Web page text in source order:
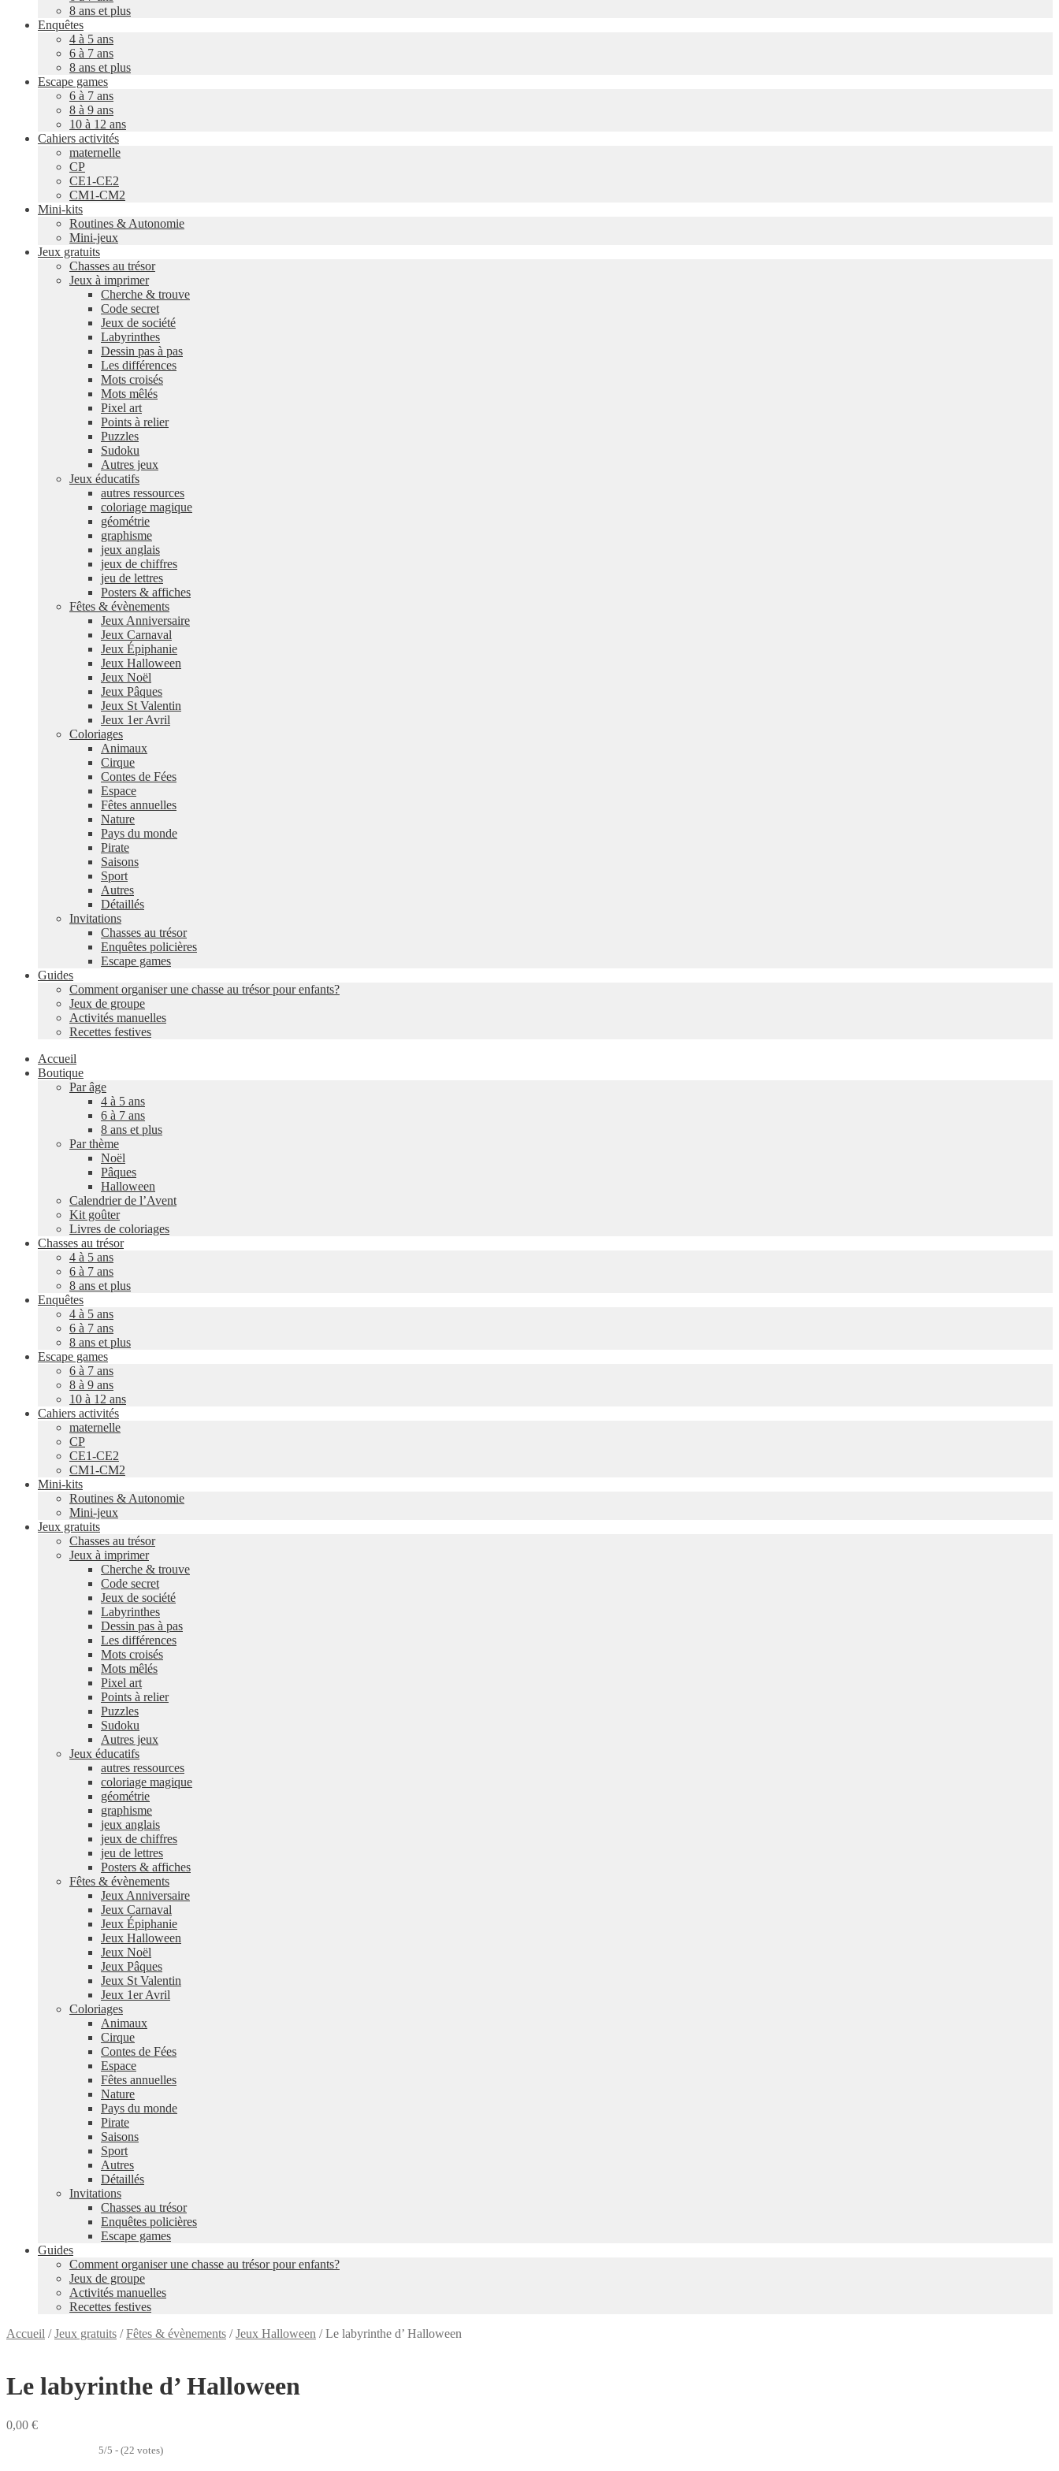
8 ans et plus
Enquêtes
4 à 5 ans
6 à 7 ans
8 ans et plus
Escape games
6 à 7 ans
8 à 9 ans
10 à 12 ans
Cahiers activités
maternelle
CP
CE1-CE2
CM1-CM2
Mini-kits
Routines & Autonomie
Mini-jeux
Jeux gratuits
Chasses au trésor
Jeux à imprimer
Cherche & trouve
Code secret
Jeux de société
Labyrinthes
Dessin pas à pas
Les différences
Mots croisés
Mots mêlés
Pixel art
Points à relier
Puzzles
Sudoku
Autres jeux
Jeux éducatifs
autres ressources
coloriage magique
géométrie
graphisme
jeux anglais
jeux de chiffres
jeu de lettres
Posters & affiches
Fêtes & évènements
Jeux Anniversaire
Jeux Carnaval
Jeux Épiphanie
Jeux Halloween
Jeux Noël
Jeux Pâques
Jeux St Valentin
Jeux 1er Avril
Coloriages
Animaux
Cirque
Contes de Fées
Espace
Fêtes annuelles
Nature
Pays du monde
Pirate
Saisons
Sport
Autres
Détaillés
Invitations
Chasses au trésor
Enquêtes policières
Escape games
Guides
Comment organiser une chasse au trésor pour enfants?
Jeux de groupe
Activités manuelles
Recettes festives
Accueil
Boutique
Par âge
4 à 5 ans
6 à 7 ans
8 ans et plus
Par thème
Noël
Pâques
Halloween
Calendrier de l’Avent
Kit goûter
Livres de coloriages
Chasses au trésor
4 à 5 ans
6 à 7 ans
8 ans et plus
Enquêtes
4 à 5 ans
6 à 7 ans
8 ans et plus
Escape games
6 à 7 ans
8 à 9 ans
10 à 12 ans
Cahiers activités
maternelle
CP
CE1-CE2
CM1-CM2
Mini-kits
Routines & Autonomie
Mini-jeux
Jeux gratuits
Chasses au trésor
Jeux à imprimer
Cherche & trouve
Code secret
Jeux de société
Labyrinthes
Dessin pas à pas
Les différences
Mots croisés
Mots mêlés
Pixel art
Points à relier
Puzzles
Sudoku
Autres jeux
Jeux éducatifs
autres ressources
coloriage magique
géométrie
graphisme
jeux anglais
jeux de chiffres
jeu de lettres
Posters & affiches
Fêtes & évènements
Jeux Anniversaire
Jeux Carnaval
Jeux Épiphanie
Jeux Halloween
Jeux Noël
Jeux Pâques
Jeux St Valentin
Jeux 1er Avril
Coloriages
Animaux
Cirque
Contes de Fées
Espace
Fêtes annuelles
Nature
Pays du monde
Pirate
Saisons
Sport
Autres
Détaillés
Invitations
Chasses au trésor
Enquêtes policières
Escape games
Guides
Comment organiser une chasse au trésor pour enfants?
Jeux de groupe
Activités manuelles
Recettes festives
Accueil /Jeux gratuits /Fêtes & évènements /Jeux Halloween /Le labyrinthe d’ Halloween
Le labyrinthe d’ Halloween
0,00 €
5/5 - (22 votes)